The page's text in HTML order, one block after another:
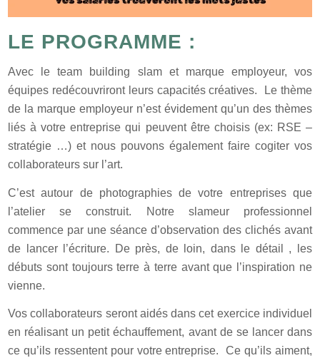
LE PROGRAMME :
Avec le team building slam et marque employeur, vos
équipes redécouvriront leurs capacités créatives. Le thème
de la marque employeur n’est évidement qu’un des thèmes
liés à votre entreprise qui peuvent être choisis (ex: RSE –
stratégie …) et nous pouvons également faire cogiter vos
collaborateurs sur l’art.
C’est autour de photographies de votre entreprises que
l’atelier se construit. Notre slameur professionnel
commence par une séance d’observation des clichés avant
de lancer l’écriture. De près, de loin, dans le détail , les
débuts sont toujours terre à terre avant que l’inspiration ne
vienne.
Vos collaborateurs seront aidés dans cet exercice individuel
en réalisant un petit échauffement, avant de se lancer dans
ce qu’ils ressentent pour votre entreprise. Ce qu’ils aiment,